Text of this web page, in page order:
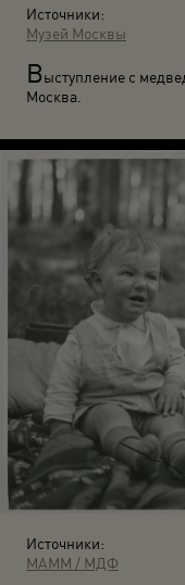
Источники:
Музей Москвы
Выступление с
Москва.
Источники:
МАММ / МДФ